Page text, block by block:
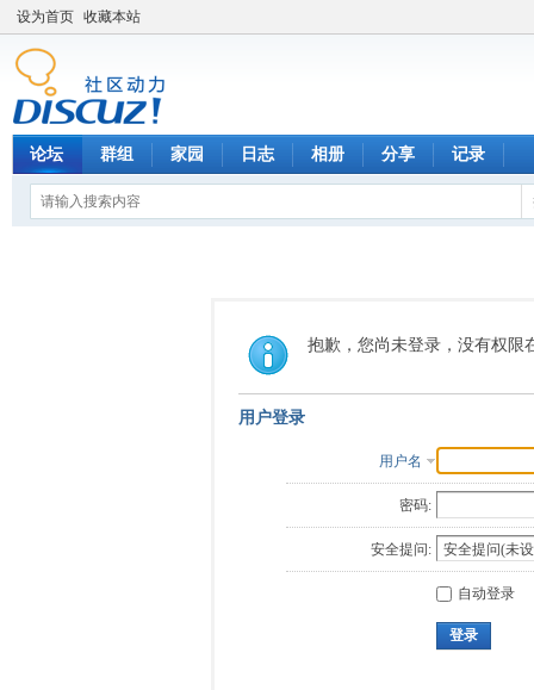
设为首页 收藏本站
论坛 群组 家园 日志 相册 分享 记录
抱歉，您尚未登录，没有权限
用户登录
用户名
密码:
安全提问:
自动登录
登录